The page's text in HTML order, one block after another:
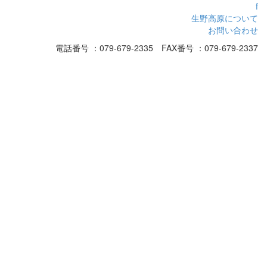
f
生野高原について
お問い合わせ
電話番号 ：079-679-2335 FAX番号 ：079-679-2337